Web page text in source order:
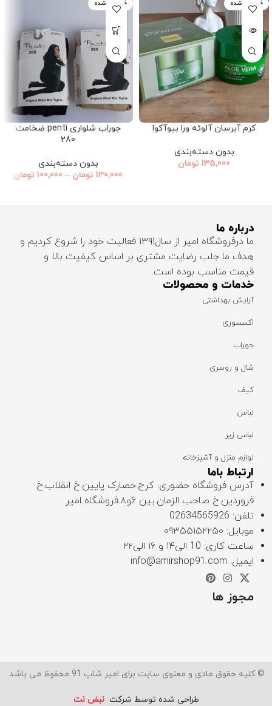
فروخته شده
کرم آبرسان آلوئه ورا بیوآکوا
بدون دسته‌بندی
135,000 تومان
فروخته شده
جوراب شلواری penti ضخامت
280
بدون دسته‌بندی
130,000 تومان –
100,000 تومان
درباره ما
ما درفروشگاه امیر از سال۱۳۹۱ فعالیت خود را شروع کردیم و
هدف ما جلب رضایت مشتری بر اساس کیفیت بالا و
قیمت مناسب بوده است.
خدمات و محصولات
آرایش بهداشتی
اکسسوری
جوراب
شال و روسری
کیف
لباس
لباس زیر
لوازم منزل و آشپزخانه
ارتباط باما
آدرس فروشگاه حضوری: کرج.حصارک پایین.خ انقلاب.خ
فروردین.خ صاحب الزمان.بین ۶و۸.فروشگاه امیر
تلفن: 02634565926
موبایل: ۰۹۳۵۵۱۵۲۲۵۰
ساعت کاری: 10 الی۱۴ و ۱۶ الی۲۲
ایمیل: info@amirshop91.com
مجوز ها
© کلیه حقوق مادی و معنوی سایت برای امیر شاپ 91 محفوظ می باشد.
طراحی شده توسط شرکت نبض نت